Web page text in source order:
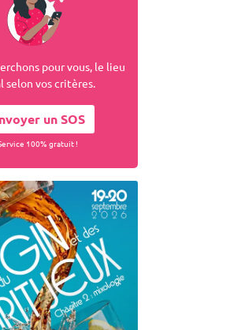
pour vous, le lieu
selon vos critères.
un SOS
100% gratuit !